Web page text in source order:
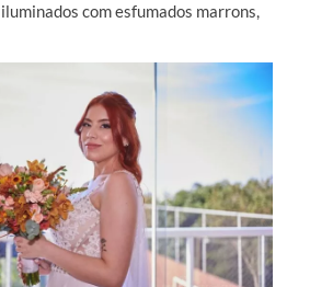
com esfumados marrons,